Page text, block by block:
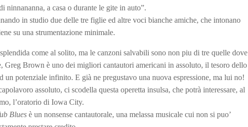
ninnananna, a casa o durante le gite in auto”.
in studio due delle tre figlie ed altre voci bianche amiche, che intonano
su una strumentazione minimale.
come al solito, ma le canzoni salvabili sono non piu di tre quelle dove
Brown è uno dei migliori cantautori americani in assoluto, il tesoro dello
potenziale infinito. E già ne pregustavo una nuova espressione, ma lui no!
assoluto, ci scodella questa operetta insulsa, che potrà interessare, al
l’oratorio di Iowa City.
Bluesè un nonsense cantautorale, una melassa musicale cui non si puo’